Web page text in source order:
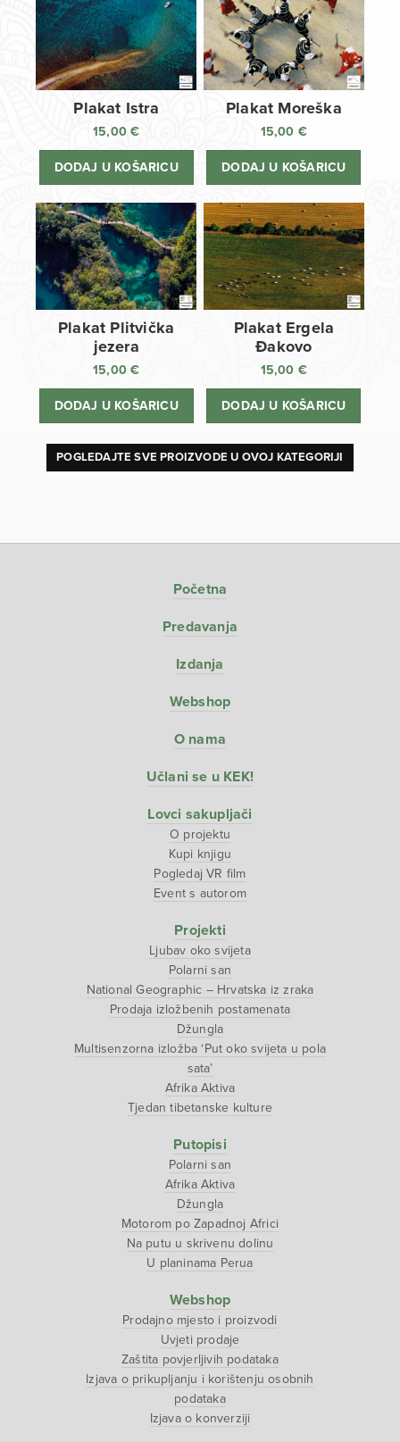
Plakat Istra
15,00€
DODAJ U KOŠARICU
Plakat Moreška
15,00 €
DODAJ U KOŠARICU
Plakat Plitvička
jezera
15,00€
DODAJ U KOŠARICU
Plakat Ergela
Đakovo
15,00 €
DODAJ U KOŠARICU
POGLEDAJTE SVE PROIZVODE U OVOJ KATEGORIJI
Početna
Predavanja
Izdanja
Webshop
O nama
Učlani se u KEK!
Lovci sakupljači
O projektu
Kupi knjigu
Pogledaj VR film
Event s autorom
Projekti
Ljubav oko svijeta
Polarni san
National Geographic – Hrvatska iz zraka
Prodaja izložbenih postamenata
Džungla
Multisenzorna izložba ‘Put oko svijeta u pola
sata’
Afrika Aktiva
Tjedan tibetanske kulture
Putopisi
Polarni san
Afrika Aktiva
Džungla
Motorom po Zapadnoj Africi
Na putu u skrivenu dolinu
U planinama Perua
Webshop
Prodajno mjesto i proizvodi
Uvjeti prodaje
Zaštita povjerljivih podataka
Izjava o prikupljanju i korištenju osobnih
podataka
Izjava o konverziji